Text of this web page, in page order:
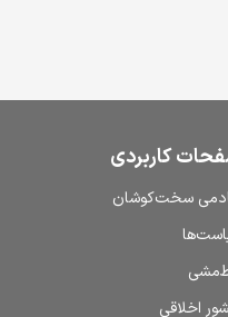
کاربردی
سخت‌کوشان
اخلاقی